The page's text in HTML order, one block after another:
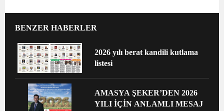
BENZER HABERLER
2026 yılı berat kandili kutlama
listesi
AMASYA ŞEKER’DEN 2026
YILI İÇİN ANLAMLI MESAJ